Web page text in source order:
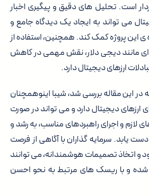
است. تحلیل های دقیق و پیگیری اخبار
می تواند به ایجاد یک دیدگاه جامع و
ی این پروژه کمک کند. همچنین، استفاده از
ای مانند دیجی دلار، نقش مهمی در کاهش
ارزهای دیجیتال دارد.
در این مقاله بررسی شد، شیبا اینوهمچنان
ارزهای دیجیتال دارد و می تواند در صورت
لازم و اجرای راهبردهای مناسب، به رشد و
یابد. سرمایه گذاران با آگاهی از فرصت
و اتخاذ تصمیمات هوشمندانه، می توانند
شده و با ریسک های مرتبط به نحو احسن